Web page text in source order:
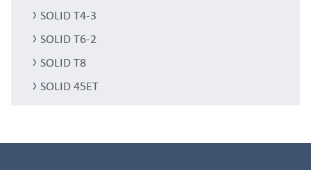
SOLID T4-3
SOLID T6-2
SOLID T8
SOLID 45ET